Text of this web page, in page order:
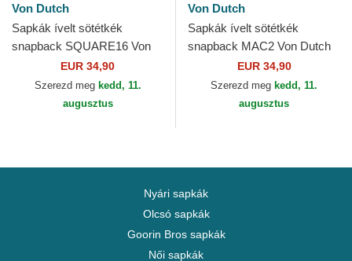
Von Dutch
Sapkák ívelt sötétkék
snapback SQUARE16 Von
EUR 34,90
Szerezd meg kedd, 11.
augusztus
Von Dutch
Sapkák ívelt sötétkék
snapback MAC2 Von Dutch
EUR 34,90
Szerezd meg kedd, 11.
augusztus
Nyári sapkák
Olcsó sapkák
Goorin Bros sapkák
Női sapkák